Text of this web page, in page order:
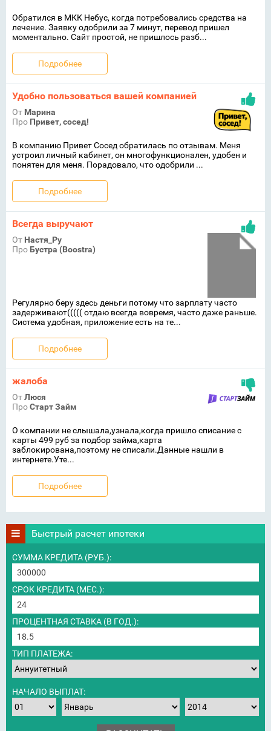
Обратился в МКК Небус, когда потребовались средства на
лечение. Заявку одобрили за 7 минут, перевод пришел
моментально. Сайт простой, не пришлось разб...
Подробнее
Удобно пользоваться вашей компанией
От Марина
Про Привет, сосед!
В компанию Привет Сосед обратилась по отзывам. Меня
устроил личный кабинет, он многофункционален, удобен и
понятен для меня. Порадовало, что одобрили ...
Подробнее
Всегда выручают
От Настя_Ру
Про Бустра (Boostra)
Регулярно беру здесь деньги потому что зарплату часто
задерживают((((( отдаю всегда вовремя, часто даже раньше.
Система удобная, приложение есть на те...
Подробнее
жалоба
ОтЛюся
ПроСтарт Займ
О компании не слышала,узнала,когда пришло списание с
карты 499 руб за подбор займа,карта
заблокирована,поэтому не списали.Данные нашли в
интернете.Уте...
Подробнее
Быстрый расчет ипотеки
СУММА КРЕДИТА (РУБ.):
СРОК КРЕДИТА (МЕС.):
ПРОЦЕНТНАЯ СТАВКА (В ГОД.):
ТИП ПЛАТЕЖА:
НАЧАЛО ВЫПЛАТ: